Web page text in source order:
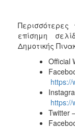
επίσημη
Δημοτικής
Official
https://
https://
Twitter